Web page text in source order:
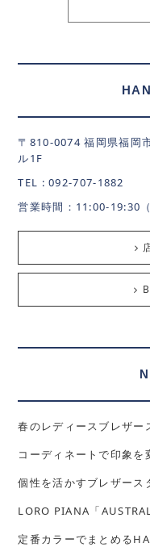
〒810-0074 福岡県福岡
ル1F
TEL : 092-707-1882
営業時間：11:00-19:30
春のレディースブレザー
コーディネートで印象を
個性を活かすブレザース
LORO PIANA「
定番カラーでまとめる